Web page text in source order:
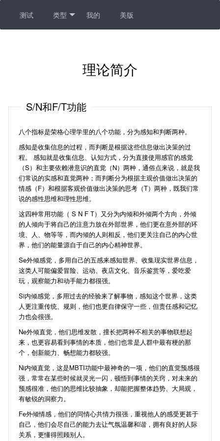
测试 类型 我的 美版
理论简介
S/N和F/T功能
八个指标是荣格心理学里的八个功能，分为感知和判断两种。
感知是收集信息的过程，而判断是根据这些信息做出决策的过
程。 感知就是收集信息、认知方式，分为直接使用感官的感觉
（S）和主要依赖潜意识的直觉（N）两种，通俗点来说，就是我
们常说的实感和直觉两种；而判断分为根据主观价值做出决策的
情感（F）和根据客观价值做出决策的思考（T）两种，既我们常
说的感性思维和理性思维。
这四种常用功能（ S N F T）又分为内倾和外倾两个方向，外倾
的人倾向于将自己的注意力放在外部世界，他们更在意外部的环
境、人、物等等，而内倾的人则相反，他们更关注自己的内心世
界，他们的能量源自于自己的内心精神世界。
Se外倾感觉，多用自己的五感来感知世界、收集现实世界信息，
这类人可能偏爱冒险、运动、夜店文化、音乐鉴赏等，爱吃爱
玩，观察能力和动手能力都很强。
Si内倾感觉，多用过去的经验来了解事物，感知这个世界，这类
人更注重传统、规则，他们也更自律保守一些，但责任感和记忆
力也会很强。
Ne外倾直觉，他们思维发散，擅长把两种不相关的事物联想起
来，也更容易看到事情的本质，他们也常是人群中最有梗的那
个，创新能力、畅想能力都较强。
Ni内倾直觉，这是MBTI功能中最神奇的一项，他们的直觉预感很
强，常常在某些时候就灵光一闪，顿悟到事情的关窍，对未来的
预感很准，他们的思维比较抽象，却能把握整体趋势、大局观，
有敏锐的洞察力。
Fe外倾情感，他们的同情心共情力很强，重视他人的感受更甚于
自己，他们会尽自己的能力去让气氛温馨和谐，拥有良好的人际
关系，更懂得照顾别人。